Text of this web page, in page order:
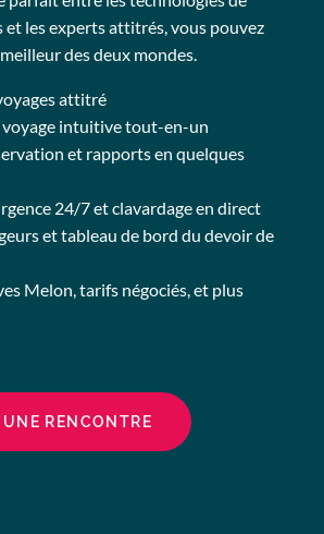
et les experts attitrés, vous pouvez
des deux mondes.
attitré
voyage intuitive tout-en-un
et rapports en quelques
24/7 et clavardage en direct
et tableau de bord du devoir de
Melon, tarifs négociés, et plus
UNE RENCONTRE